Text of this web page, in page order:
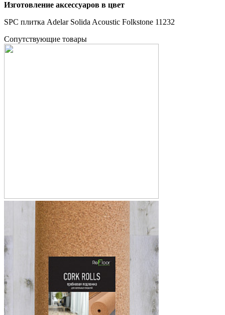
Изготовление аксессуаров в цвет
SPC плитка Adelar Solida Acoustic Folkstone 11232
Cопутствующие товары